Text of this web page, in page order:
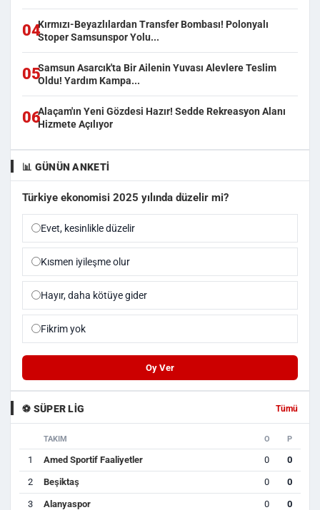
04Kırmızı-Beyazlılardan Transfer Bombası! Polonyalı
Stoper Samsunspor Yolu...
05Samsun Asarcık'ta Bir Ailenin Yuvası Alevlere Teslim
Oldu! Yardım Kampa...
06Alaçam'ın Yeni Gözdesi Hazır! Sedde Rekreasyon Alanı
Hizmete Açılıyor
📊 GÜNÜN ANKETI
Türkiye ekonomisi 2025 yılında düzelir mi?
Evet, kesinlikle düzelir
Kısmen iyileşme olur
Hayır, daha kötüye gider
Fikrim yok
Oy Ver
⚽ SÜPER LIG Tümü
TAKIM O P
1 Amed Sportif Faaliyetler 0 0
2 Beşiktaş 0 0
3 Alanyaspor 0 0